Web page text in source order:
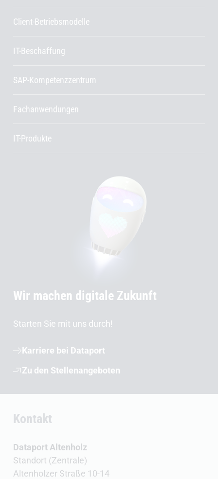
Client-Betriebsmodelle
IT-Beschaffung
SAP-Kompetenzzentrum
Fachanwendungen
IT-Produkte
Wir machen digitale Zukunft
Starten Sie mit uns durch!
Karriere bei Dataport
Zu den Stellenangeboten
Kontakt
Dataport Altenholz
Standort (Zentrale)
Altenholzer Straße 10-14